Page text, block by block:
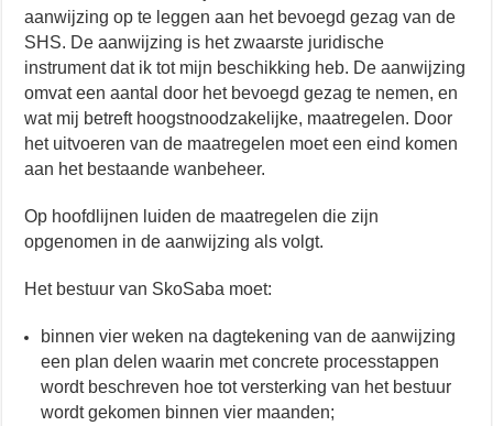
aanwijzing op te leggen aan het bevoegd gezag van de
SHS. De aanwijzing is het zwaarste juridische
instrument dat ik tot mijn beschikking heb. De aanwijzing
omvat een aantal door het bevoegd gezag te nemen, en
wat mij betreft hoogstnoodzakelijke, maatregelen. Door
het uitvoeren van de maatregelen moet een eind komen
aan het bestaande wanbeheer.
Op hoofdlijnen luiden de maatregelen die zijn
opgenomen in de aanwijzing als volgt.
Het bestuur van SkoSaba moet:
binnen vier weken na dagtekening van de aanwijzing
een plan delen waarin met concrete processtappen
wordt beschreven hoe tot versterking van het bestuur
wordt gekomen binnen vier maanden;